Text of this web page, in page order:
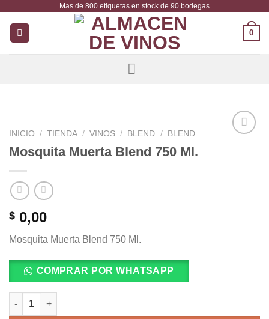
contenido
Mas de 800 etiquetas en stock de 90 bodegas
0
INICIO / TIENDA / VINOS / BLEND / BLEND
Mosquita Muerta Blend 750 Ml.
$ 0,00
Mosquita Muerta Blend 750 Ml.
COMPRAR POR WHATSAPP
Mosquita Muerta Blend 750 Ml. cantidad